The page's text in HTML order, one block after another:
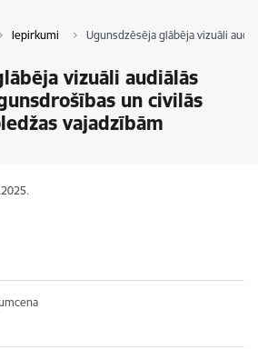
Iepirkumi Ugunsdzēsēja glābēja vizuāli
vizuāli audiālās
un civilās
vajadzībām